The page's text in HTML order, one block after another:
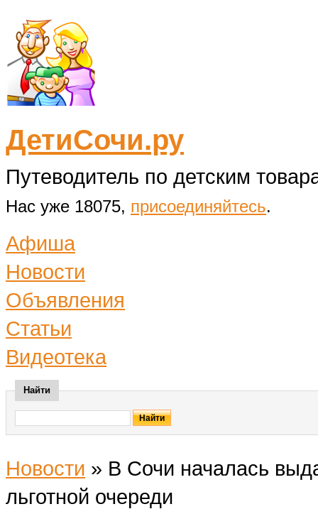
ДетиСочи.ру
Путеводитель по детским
Нас уже 18075, присоединяйтесь.
Афиша
Новости
Объявления
Статьи
Видеотека
Найти
Новости » В Сочи началась
льготной очереди